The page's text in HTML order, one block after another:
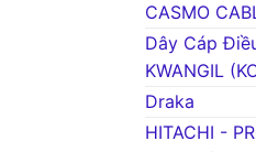
CASMO
Dây Cáp
KWANGIL
Draka
HITACHI -